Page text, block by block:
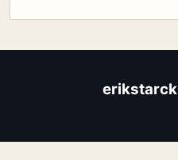
erikstarck